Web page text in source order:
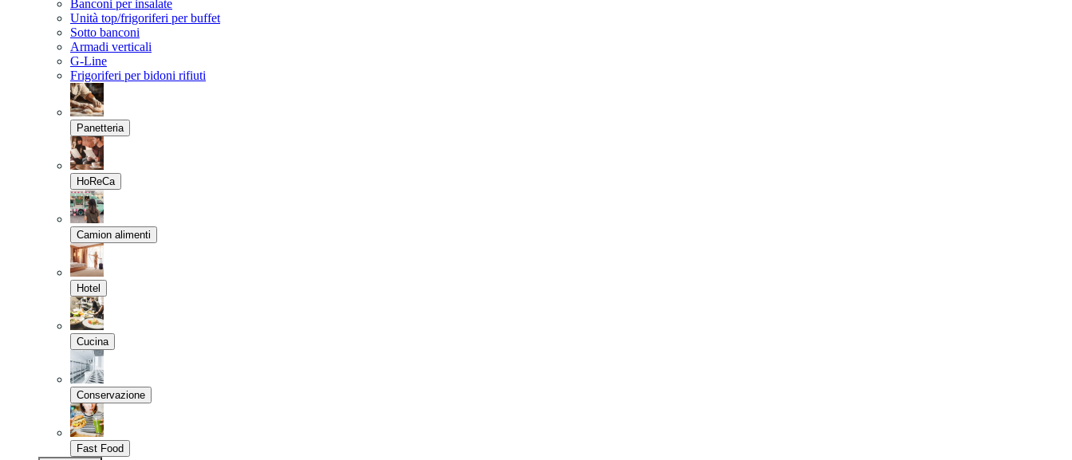
Banconi per insalate
Unità top/frigoriferi per buffet
Sotto banconi
Armadi verticali
G-Line
Frigoriferi per bidoni rifiuti
Panetteria
HoReCa
Camion alimenti
Hotel
Cucina
Conservazione
Fast Food